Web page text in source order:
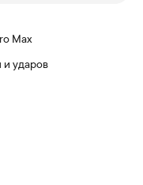
Max
и ударов